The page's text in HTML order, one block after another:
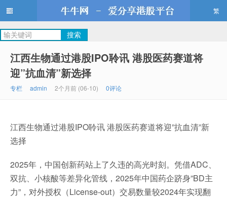
牛牛网
繁
江西生物通过港股IPO聆讯 港股医药赛道将
迎”抗血清”新选择
专栏 admin 2个月前 (06-10) 0评论
江西生物通过港股IPO聆讯 港股医药赛道将迎”抗血清”新
选择
2025年，中国创新药站上了久违的高光时刻。凭借ADC、
双抗、小核酸等差异化管线，2025年中国药企跻身”BD主
力”，对外授权（License-out）交易数量较2024年实现翻